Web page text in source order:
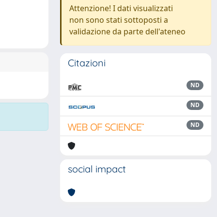
Attenzione! I dati visualizzati
non sono stati sottoposti a
validazione da parte dell'ateneo
Citazioni
ND
ND
ND
social impact